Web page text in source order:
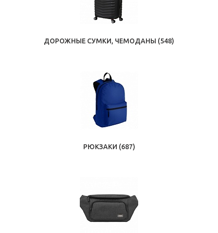
ДОРОЖНЫЕ СУМКИ, ЧЕМОДАНЫ (548)
РЮКЗАКИ (687)